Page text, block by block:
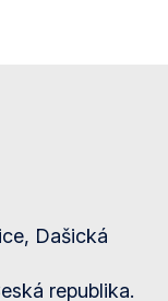
Dašická
republika.